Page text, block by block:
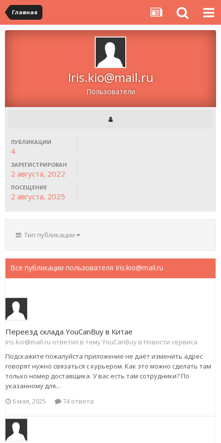
Главная
Iris.kio@mail.ru
Пользователи
ПУБЛИКАЦИИ
4
ЗАРЕГИСТРИРОВАН
2 августа, 2022
ПОСЕЩЕНИЕ
2 августа, 2025
Тип публикации
Все публикации пользователя Iris.kio@mail.ru
Переезд склада YouCanBuy в Китае
Iris.kio@mail.ru ответил в тему YouCanBuy в Новости сервиса
Подскажите пожалуйста приложение не даёт изменить адрес
говорят нужно связаться с курьером. Как это можно сделать там
только номер доставщика. У вас есть там сотрудники? По
указанному для...
6 мая, 2025
74 ответа